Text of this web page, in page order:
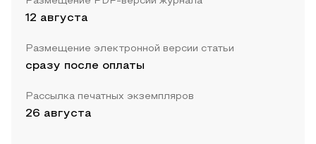
12 августа
Размещение электронной версии статьи
сразу после оплаты
Рассылка печатных экземпляров
26 августа